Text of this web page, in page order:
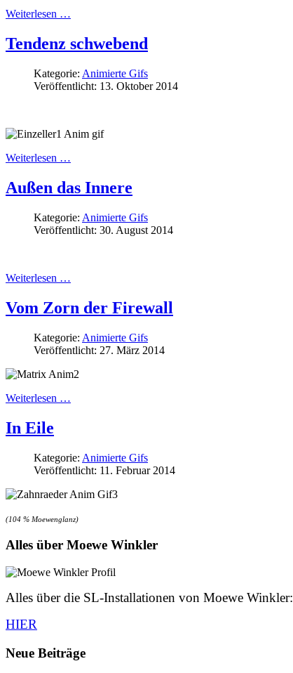
Weiterlesen …
Tendenz schwebend
Kategorie: Animierte Gifs
Veröffentlicht: 13. Oktober 2014
Weiterlesen …
Außen das Innere
Kategorie: Animierte Gifs
Veröffentlicht: 30. August 2014
Weiterlesen …
Vom Zorn der Firewall
Kategorie: Animierte Gifs
Veröffentlicht: 27. März 2014
Weiterlesen …
In Eile
Kategorie: Animierte Gifs
Veröffentlicht: 11. Februar 2014
(104 % Moewenglanz)
Alles über Moewe Winkler
Alles über die SL-Installationen von Moewe Winkler:
HIER
Neue Beiträge